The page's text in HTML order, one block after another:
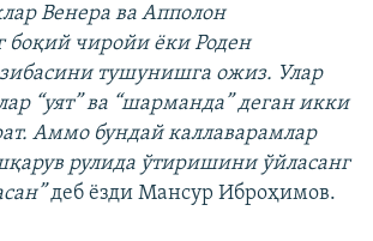
Венера ва Апполон
боқий чиройи ëки Роден
тушунишга ожиз. Улар
“уят” ва “шарманда” деган икки
Аммо бундай каллаварамлар
рулида ўтиришини ўйласанг
деб ëзди Мансур Иброҳимов.